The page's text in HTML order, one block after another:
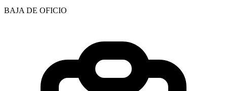
BAJA DE OFICIO